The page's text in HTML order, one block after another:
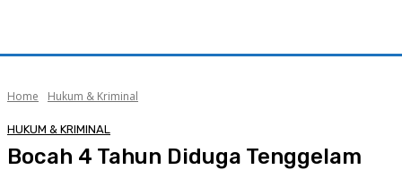
Home Hukum & Kriminal
HUKUM & KRIMINAL
Bocah 4 Tahun Diduga Tenggelam